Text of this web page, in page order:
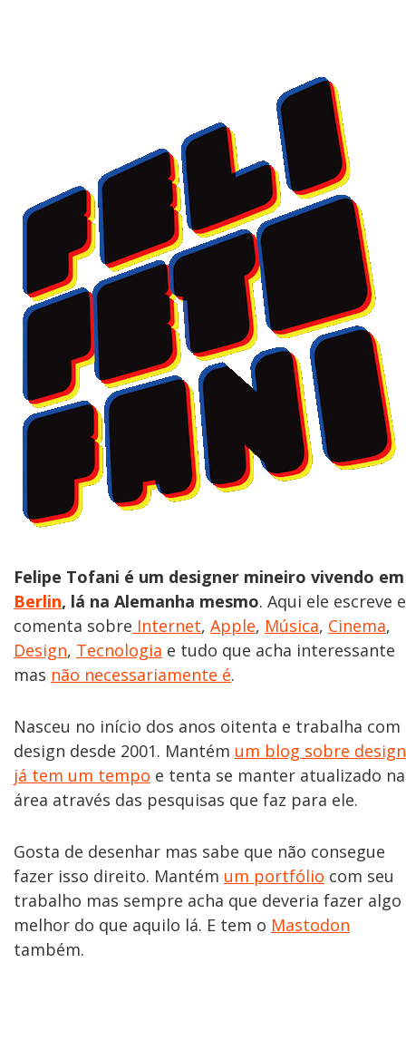
Felipe Tofani é um designer mineiro vivendo em
Berlin, lá na Alemanha mesmo. Aqui ele escreve e
comenta sobre Internet, Apple, Música, Cinema,
Design, Tecnologia e tudo que acha interessante
mas não necessariamente é.
Nasceu no início dos anos oitenta e trabalha com
design desde 2001. Mantém um blog sobre design
já tem um tempo e tenta se manter atualizado na
área através das pesquisas que faz para ele.
Gosta de desenhar mas sabe que não consegue
fazer isso direito. Mantém um portfólio com seu
trabalho mas sempre acha que deveria fazer algo
melhor do que aquilo lá. E tem o Mastodon
também.